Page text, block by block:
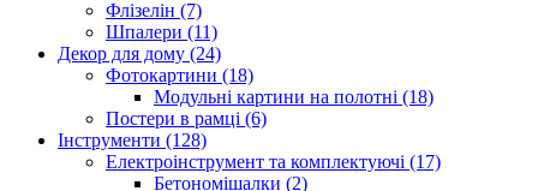
Флізелін (7)
Шпалери (11)
Декор для дому (24)
Фотокартини (18)
Модульні картини на полотні (18)
Постери в рамці (6)
Інструменти (128)
Електроінструмент та комплектуючі (17)
Бетономішалки (2)